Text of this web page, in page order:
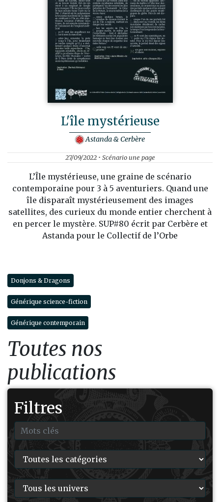
L'île mystérieuse
Astanda & Cerbère
27/09/2022 • Scénario une page
L’Île mystérieuse, une graine de scénario
contemporaine pour 3 à 5 aventuriers. Quand une
île disparaît mystérieusement des images
satellites, des curieux du monde entier cherchent à
en percer le mystère. SUP#80 écrit par Cerbère et
Astanda pour le Collectif de l’Orbe
Donjons & Dragons
Générique science-fiction
Générique contemporain
Toutes nos
publications
Filtres